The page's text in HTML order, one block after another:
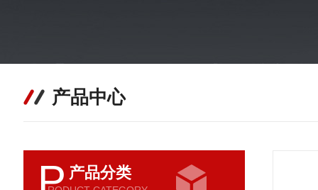
产品中心
P 产品分类